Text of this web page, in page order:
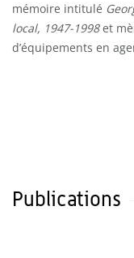
mémoire intitulé
local, 1947-1998et
d’équipements en
Publications